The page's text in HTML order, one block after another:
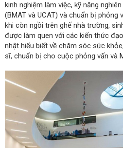
kinh nghiệm làm việc, kỹ năng
(BMAT và UCAT) và chuẩn bị phỏng
khi còn ngồi trên ghế nhà trường,
được làm quen với các kiến thức
nhật hiểu biết về chăm sóc sức
sĩ, chuẩn bị cho cuộc phỏng vấn và